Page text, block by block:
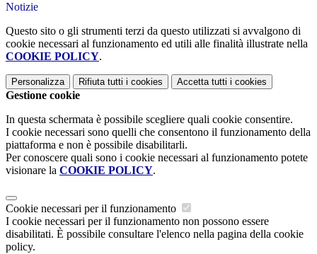
Notizie
Questo sito o gli strumenti terzi da questo utilizzati si avvalgono di
cookie necessari al funzionamento ed utili alle finalità illustrate nella
COOKIE POLICY.
Personalizza Rifiuta tutti i cookies Accetta tutti i cookies
Gestione cookie
In questa schermata è possibile scegliere quali cookie consentire.
I cookie necessari sono quelli che consentono il funzionamento della
piattaforma e non è possibile disabilitarli.
Per conoscere quali sono i cookie necessari al funzionamento potete
visionare la COOKIE POLICY.
Cookie necessari per il funzionamento
I cookie necessari per il funzionamento non possono essere
disabilitati. È possibile consultare l'elenco nella pagina della cookie
policy.